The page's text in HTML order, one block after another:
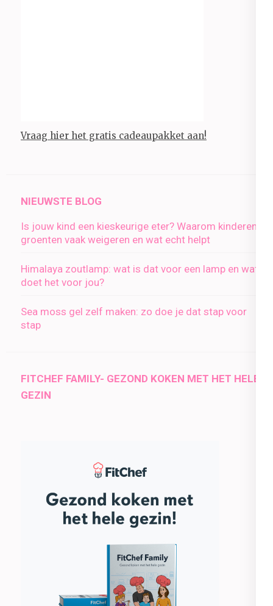
Vraag hier het gratis cadeaupakket aan!
NIEUWSTE BLOG
Is jouw kind een kieskeurige eter? Waarom kinderen
groenten vaak weigeren en wat echt helpt
Himalaya zoutlamp: wat is dat voor een lamp en wat
doet het voor jou?
Sea moss gel zelf maken: zo doe je dat stap voor
stap
FITCHEF FAMILY- GEZOND KOKEN MET HET HELE
GEZIN